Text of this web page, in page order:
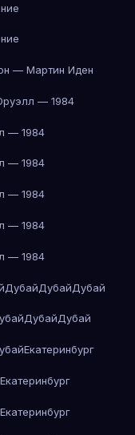
— Мартин Иден
— 1984
— 1984
— 1984
— 1984
— 1984
— 1984
ДубайДубайДубай
ДубайДубай
Екатеринбург
Екатеринбург
Екатеринбург